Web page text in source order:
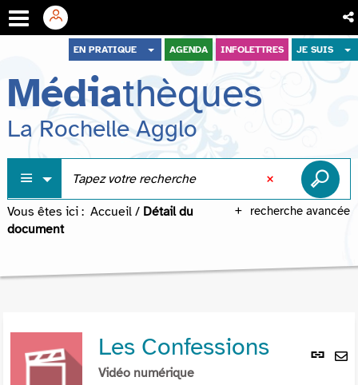
menu
contenu
recherche
EN PRATIQUE AGENDA INFOLETTRES JE SUIS
Médiathèques
La Rochelle Agglo
recherche avancée
Vous êtes ici : Accueil / Détail du
document
Lien
Les Confessions
Vidéo numérique